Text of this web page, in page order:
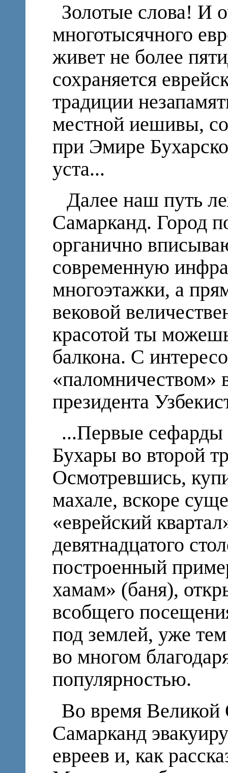
Золотые слова! И
многотысячного
живет не более
сохраняется
традиции
местной иешивы,
при Эмире
уста...
Далее наш путь
Самарканд. Город
органично
современную
многоэтажки, а
вековой
красотой ты
балкона. С
«паломничеством»
президента
...Первые сефарды
Бухары во второй
Осмотревшись,
махале, вскоре
«еврейский
девятнадцатого
построенный
хамам» (баня),
всобщего
под землей, уже
во многом
популярностью.
Во время Великой
Самарканд
евреев и, как